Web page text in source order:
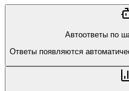
Автоответы по
Ответы появляются